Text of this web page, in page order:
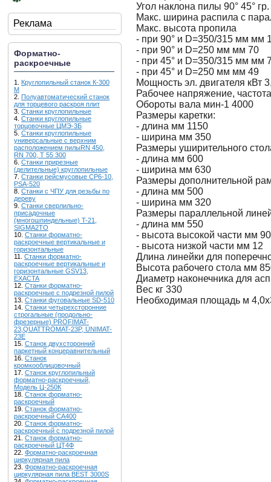
Реклама
Форматно-
раскроечные
1. Круглопильный станок К-300
М
2. Полуавтоматический станок
для торцевого раскроя плит
3. Станки круглопильные
4. Станки круглопильные
торцовочные ЦМЭ-3Б
5. Станки круглопильные
универсальные с верхним
расположением пилыRN 450,
RN 700, T 55 300
6. Станки прирезные
(делительные) круглопильные
7. Станки рейсмусовые СР6-10,
PSA-520
8. Станки с ЧПУ для резьбы по
дереву
9. Станки сверлильно-
присадочные
(многошпиндельные) T-21,
SIGMA2TO
10. Станки форматно-
раскроечные вертикальные и
горизонтальные
11. Станки форматно-
раскроечные вертикальные и
горизонтальные GSV13,
EXACTA
12. Станки форматно-
раскроечные с подрезной пилой
13. Станки фуговальные SD-510
14. Станки четырехсторонние
строгальные (продольно-
фрезерные) PROFIMAT-
23,QUATTROMAT-23P, UNIMAT-
23E
15. Станок двухсторонний
паркетный концеравнительный
16. Станок
кромкооблицовочный
17. Станок круглопильный
форматно-раскроечный,
Модель Ц-250К
18. Станок форматно-
раскроечный
19. Станок форматно-
раскроечный CA400
20. Станок форматно-
раскроечный с подрезной пилой
21. Станок форматно-
раскроечный ЦТ4Ф
22. Форматно-раскроечная
циркулярная пила
23. Форматно-раскроечная
циркулярная пила BEST 3000S
Угол наклона пилы 90° 45° гр.
Макс. ширина распила с
Макс. высота пропила
- при 90° и D=350/315 мм мм
- при 90° и D=250 мм мм 70
- при 45° и D=350/315 мм мм
- при 45° и D=250 мм мм 49
Мощность эл. двигателя кВт
Рабочее напряжение,
Обороты вала мин-1 4000
Размеры каретки:
- длина мм 1150
- ширина мм 350
Размеры уширительного
- длина мм 600
- ширина мм 630
Размеры дополнительной
- длина мм 500
- ширина мм 320
Размеры параллельной
- длина мм 550
- высота высокой части мм 90
- высота низкой части мм 12
Длина линейки для
Высота рабочего стола мм
Диаметр наконечника для
Вес кг 330
Необходимая площадь м